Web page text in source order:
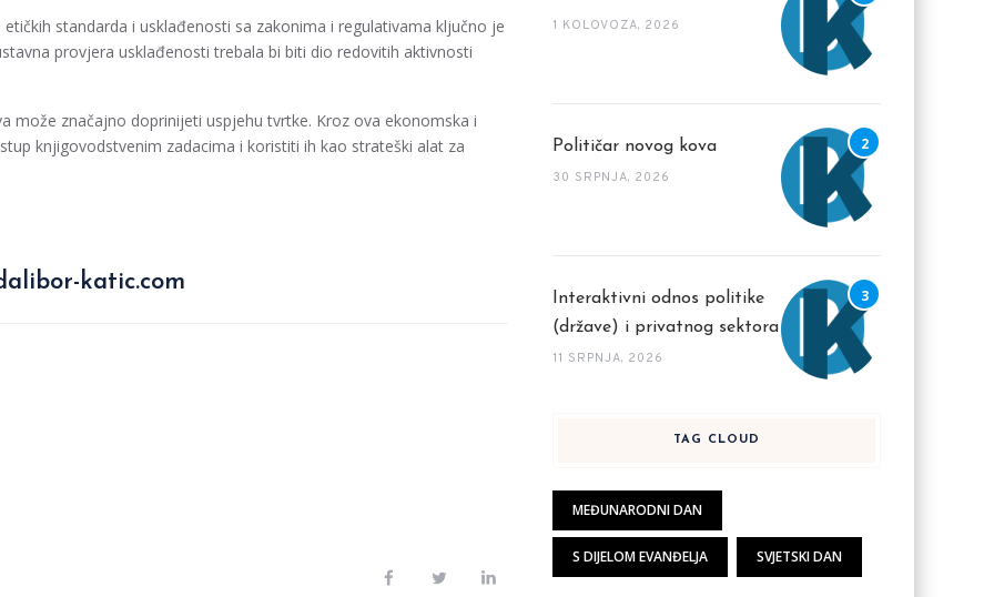
etičkih standarda i usklađenosti sa zakonima i regulativama ključno je
provjera usklađenosti trebala bi biti dio redovitih aktivnosti
može značajno doprinijeti uspjehu tvrtke. Kroz ova ekonomska i
knjigovodstvenim zadacima i koristiti ih kao strateški alat za
katic.com
1 KOLOVOZA, 2026
Političar novog kova
30 SRPNJA, 2026
Interaktivni odnos politike
(države) i privatnog sektora
11 SRPNJA, 2026
TAG CLOUD
MEĐUNARODNI DAN
S DIJELOM EVANĐELJA SVJETSKI DAN